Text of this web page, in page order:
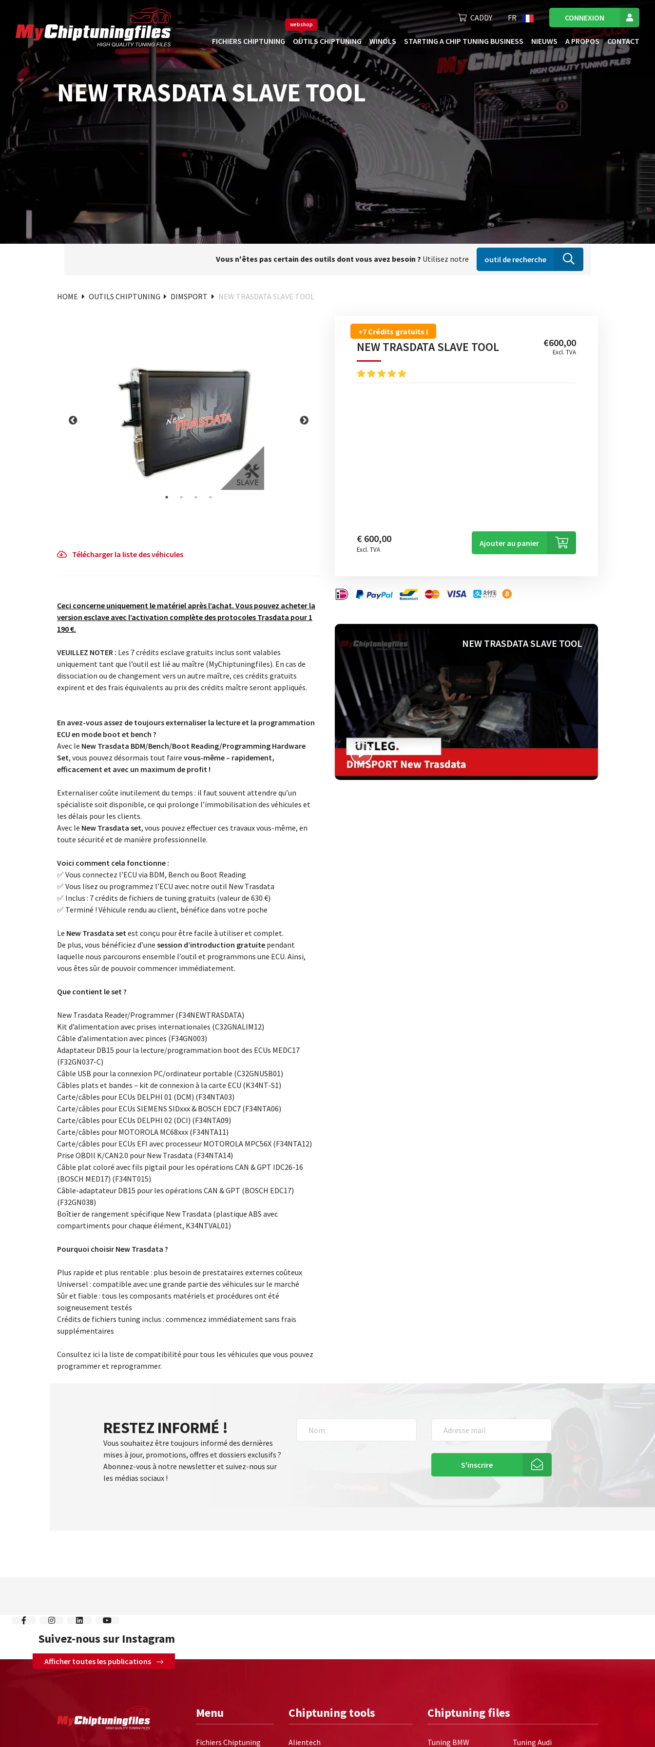
CADDY FR CONNEXION
FICHIERS CHIPTUNING OUTILS CHIPTUNING
webshop
WINOLS STARTING A CHIP TUNING BUSINESS NIEUWS A PROPOS CONTACT
NEW TRASDATA SLAVE TOOL
Vous n'êtes pas certain des outils dont vous avez besoin ? Utilisez notre outil de recherche
HOME OUTILS CHIPTUNING DIMSPORT NEW TRASDATA SLAVE TOOL
Télécharger la liste des véhicules
+7 Crédits gratuits !
NEW TRASDATA SLAVE TOOL €600,00
Excl. TVA
€ 600,00
Excl. TVA
Ajouter au panier
Ceci concerne uniquement le matériel après l’achat. Vous pouvez acheter la
version esclave avec l’activation complète des protocoles Trasdata pour 1
190 €.
VEUILLEZ NOTER : Les 7 crédits esclave gratuits inclus sont valables
uniquement tant que l’outil est lié au maître (MyChiptuningfiles). En cas de
dissociation ou de changement vers un autre maître, ces crédits gratuits
expirent et des frais équivalents au prix des crédits maître seront appliqués.
En avez-vous assez de toujours externaliser la lecture et la programmation
ECU en mode boot et bench ?
Avec le New Trasdata BDM/Bench/Boot Reading/Programming Hardware
Set, vous pouvez désormais tout faire vous-même – rapidement,
efficacement et avec un maximum de profit !
Externaliser coûte inutilement du temps : il faut souvent attendre qu’un
spécialiste soit disponible, ce qui prolonge l’immobilisation des véhicules et
les délais pour les clients.
Avec le New Trasdata set, vous pouvez effectuer ces travaux vous-même, en
toute sécurité et de manière professionnelle.
Voici comment cela fonctionne :
✅ Vous connectez l’ECU via BDM, Bench ou Boot Reading
✅ Vous lisez ou programmez l’ECU avec notre outil New Trasdata
✅ Inclus : 7 crédits de fichiers de tuning gratuits (valeur de 630 €)
✅ Terminé ! Véhicule rendu au client, bénéfice dans votre poche
Le New Trasdata setest conçu pour être facile à utiliser et complet.
De plus, vous bénéficiez d’une session d’introduction gratuite pendant
laquelle nous parcourons ensemble l’outil et programmons une ECU. Ainsi,
vous êtes sûr de pouvoir commencer immédiatement.
Que contient le set ?
New Trasdata Reader/Programmer (F34NEWTRASDATA)
Kit d’alimentation avec prises internationales (C32GNALIM12)
Câble d’alimentation avec pinces (F34GN003)
Adaptateur DB15 pour la lecture/programmation boot des ECUs MEDC17
(F32GN037-C)
Câble USB pour la connexion PC/ordinateur portable (C32GNUSB01)
Câbles plats et bandes – kit de connexion à la carte ECU (K34NT-S1)
Carte/câbles pour ECUs DELPHI 01 (DCM) (F34NTA03)
Carte/câbles pour ECUs SIEMENS SIDxxx & BOSCH EDC7 (F34NTA06)
Carte/câbles pour ECUs DELPHI 02 (DCI) (F34NTA09)
Carte/câbles pour MOTOROLA MC68xxx (F34NTA11)
Carte/câbles pour ECUs EFI avec processeur MOTOROLA MPC56X (F34NTA12)
Prise OBDII K/CAN2.0 pour New Trasdata (F34NTA14)
Câble plat coloré avec fils pigtail pour les opérations CAN & GPT IDC26-16
(BOSCH MED17) (F34NT015)
Câble-adaptateur DB15 pour les opérations CAN & GPT (BOSCH EDC17)
(F32GN038)
Boîtier de rangement spécifique New Trasdata (plastique ABS avec
compartiments pour chaque élément, K34NTVAL01)
Pourquoi choisir New Trasdata ?
Plus rapide et plus rentable : plus besoin de prestataires externes coûteux
Universel : compatible avec une grande partie des véhicules sur le marché
Sûr et fiable : tous les composants matériels et procédures ont été
soigneusement testés
Crédits de fichiers tuning inclus : commencez immédiatement sans frais
supplémentaires
Consultez ici la liste de compatibilité pour tous les véhicules que vous pouvez
programmer et reprogrammer.
NEW TRASDATA SLAVE TOOL
RESTEZ INFORMÉ !
Vous souhaitez être toujours informé des dernières
mises à jour, promotions, offres et dossiers exclusifs ?
Abonnez-vous à notre newsletter et suivez-nous sur
les médias sociaux !
S'inscrire
Suivez-nous sur Instagram
Afficher toutes les publications
Menu
Fichiers Chiptuning
Chiptuning tools
Alientech
Chiptuning files
Tuning BMW Tuning Audi